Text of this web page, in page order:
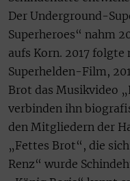
Der Underground-
Superheroes“ nahm
aufs Korn. 2017
Superhelden-Film,
Brot das Musikvideo
verbinden ihn
den Mitgliedern der
„Fettes Brot“, die
Renz“ wurde